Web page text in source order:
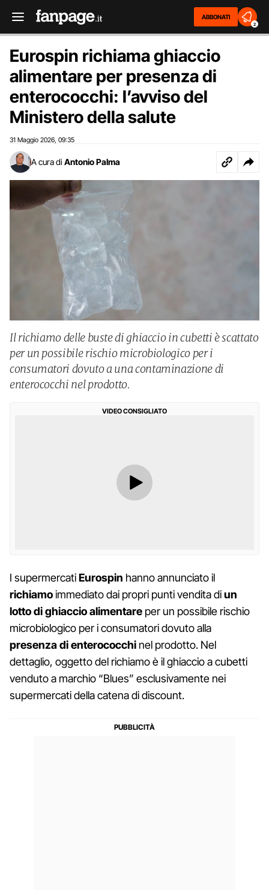
ABBONATI
2
Eurospin richiama ghiaccio
alimentare per presenza di
enterococchi: l’avviso del
Ministero della salute
31 Maggio 2026 09:35
A cura di Antonio Palma
Il richiamo delle buste di ghiaccio in cubetti è scattato
per un possibile rischio microbiologico per i
consumatori dovuto a una contaminazione di
enterococchi nel prodotto.
VIDEO CONSIGLIATO
I supermercatiEurospin hanno annunciato il
richiamoimmediato dai propri punti vendita diun
lotto di ghiaccio alimentare per un possibile rischio
microbiologico per i consumatori dovuto alla
presenza di enterococchi nel prodotto. Nel
dettaglio, oggetto del richiamo è il ghiaccio a cubetti
venduto a marchio “Blues” esclusivamente nei
supermercati della catena di discount.